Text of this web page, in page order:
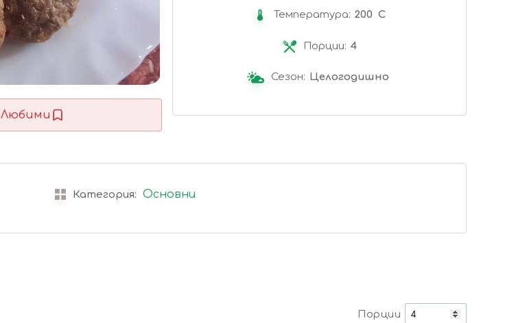
Любими
Температура: 200 C
Порции: 4
Сезон: Целогодишно
Категория: Основни
Порции